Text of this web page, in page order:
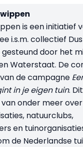
is een initiatief
i.s.m. collectief
door het
Waterstaat. De
de campagne
in je eigen tuin.
onder meer
natuurclubs,
en
de Nederlandse